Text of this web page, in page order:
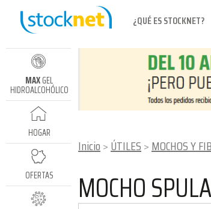
¿QUÉ ES STOCKNET?
MAXGEL
HIDROALCOHÓLICO
HOGAR
OFERTAS
Inicio ÚTILES MOCHOS Y
MOCHO